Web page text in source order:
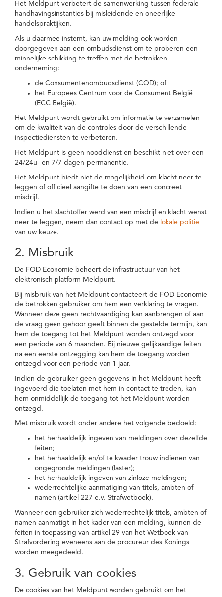
Het Meldpunt verbetert de samenwerking tussen federale
handhavingsinstanties bij misleidende en oneerlijke
handelspraktijken.
Als u daarmee instemt, kan uw melding ook worden
doorgegeven aan een ombudsdienst om te proberen een
minnelijke schikking te treffen met de betrokken
onderneming:
de Consumentenombudsdienst (COD); of
het Europees Centrum voor de Consument België
(ECC België).
Het Meldpunt wordt gebruikt om informatie te verzamelen
om de kwaliteit van de controles door de verschillende
inspectiediensten te verbeteren.
Het Meldpunt is geen nooddienst en beschikt niet over een
24/24u- en 7/7 dagen-permanentie.
Het Meldpunt biedt niet de mogelijkheid om klacht neer te
leggen of officieel aangifte te doen van een concreet
misdrijf.
Indien u het slachtoffer werd van een misdrijf en klacht wenst
neer te leggen, neem dan contact op met de lokale politie
van uw keuze.
2. Misbruik
De FOD Economie beheert de infrastructuur van het
elektronisch platform Meldpunt.
Bij misbruik van het Meldpunt contacteert de FOD Economie
de betrokken gebruiker om hem een verklaring te vragen.
Wanneer deze geen rechtvaardiging kan aanbrengen of aan
de vraag geen gehoor geeft binnen de gestelde termijn, kan
hem de toegang tot het Meldpunt worden ontzegd voor
een periode van 6 maanden. Bij nieuwe gelijkaardige feiten
na een eerste ontzegging kan hem de toegang worden
ontzegd voor een periode van 1 jaar.
Indien de gebruiker geen gegevens in het Meldpunt heeft
ingevoerd die toelaten met hem in contact te treden, kan
hem onmiddellijk de toegang tot het Meldpunt worden
ontzegd.
Met misbruik wordt onder andere het volgende bedoeld:
het herhaaldelijk ingeven van meldingen over dezelfde
feiten;
het herhaaldelijk en/of te kwader trouw indienen van
ongegronde meldingen (laster);
het herhaaldelijk ingeven van zinloze meldingen;
wederrechtelijke aanmatiging van titels, ambten of
namen (artikel 227 e.v. Strafwetboek).
Wanneer een gebruiker zich wederrechtelijk titels, ambten of
namen aanmatigt in het kader van een melding, kunnen de
feiten in toepassing van artikel 29 van het Wetboek van
Strafvordering eveneens aan de procureur des Konings
worden meegedeeld.
3. Gebruik van cookies
De cookies van het Meldpunt worden gebruikt om het